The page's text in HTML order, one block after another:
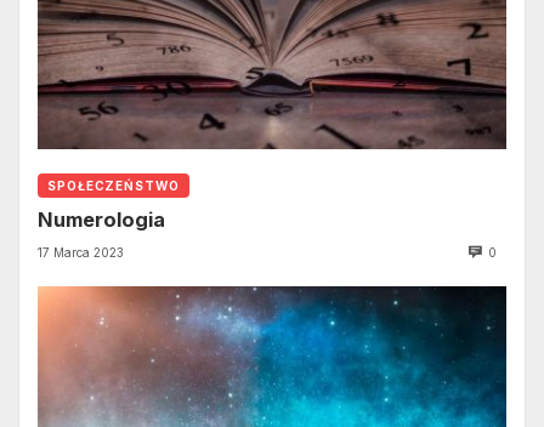
SPOŁECZEŃSTWO
Numerologia
17 Marca 2023 0